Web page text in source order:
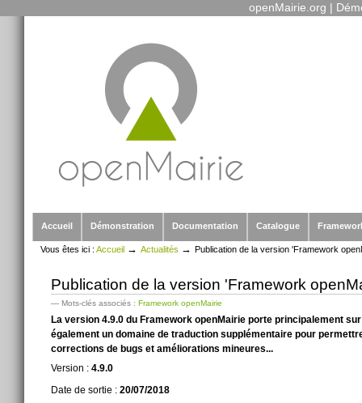
openMairie.org |
Accueil
Démonstration Documentation Catalogue
Vous êtes ici : Accueil → Actualités → Publication de la version 'Framework
Publication de la version 'Framework
— Mots-clés associés : Framework openMairie
La version 4.9.0 du Framework openMairie porte principalement
également un domaine de traduction supplémentaire pour
corrections de bugs et améliorations mineures...
Version :4.9.0
Date de sortie :20/07/2018